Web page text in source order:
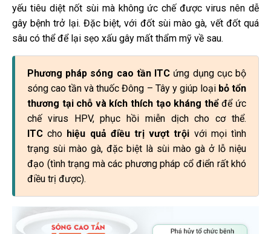
yếu tiêu diệt nốt sùi mà không ức chế được virus nên dễ
gây bệnh trở lại. Đặc biệt, với đốt sùi mào gà, vết đốt quá
sâu có thể để lại sẹo xấu gây mất thẩm mỹ về sau.
Phương pháp sóng cao tần ITC ứng dụng cục bộ
sóng cao tần và thuốc Đông – Tây y giúp loạibỏ tổn
thương tại chỗ và kích thích tạo kháng thểđể ức
chế virus HPV, phục hồi miễn dịch cho cơ thể.
ITCcho hiệu quả điều trị vượt trội với mọi tình
trạng sùi mào gà, đặc biệt là sùi mào gà ở lỗ niệu
đạo (tình trạng mà các phương pháp cổ điển rất khó
điều trị được).